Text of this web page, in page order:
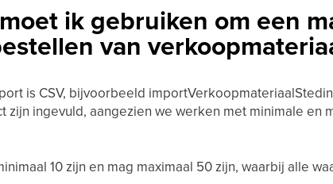
ik gebruiken om een
van
is CSV, bijvoorbeeld
ingevuld, aangezien we werken met minimale en
10 zijn en mag maximaal 50 zijn, waarbij alle